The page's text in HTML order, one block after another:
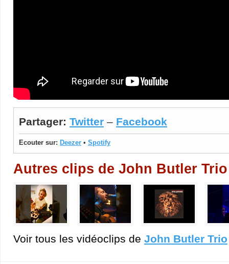
Partager: Twitter – Facebook
Ecouter sur: Deezer • Spotify
Autres clips de John Butler Trio
Voir tous les vidéoclips de John Butler Trio